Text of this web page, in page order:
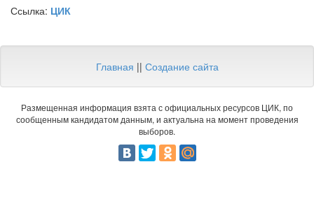
Ссылка: ЦИК
Главная || Создание сайта
Размещенная информация взята с официальных ресурсов ЦИК, по
сообщенным кандидатом данным, и актуальна на момент проведения
выборов.